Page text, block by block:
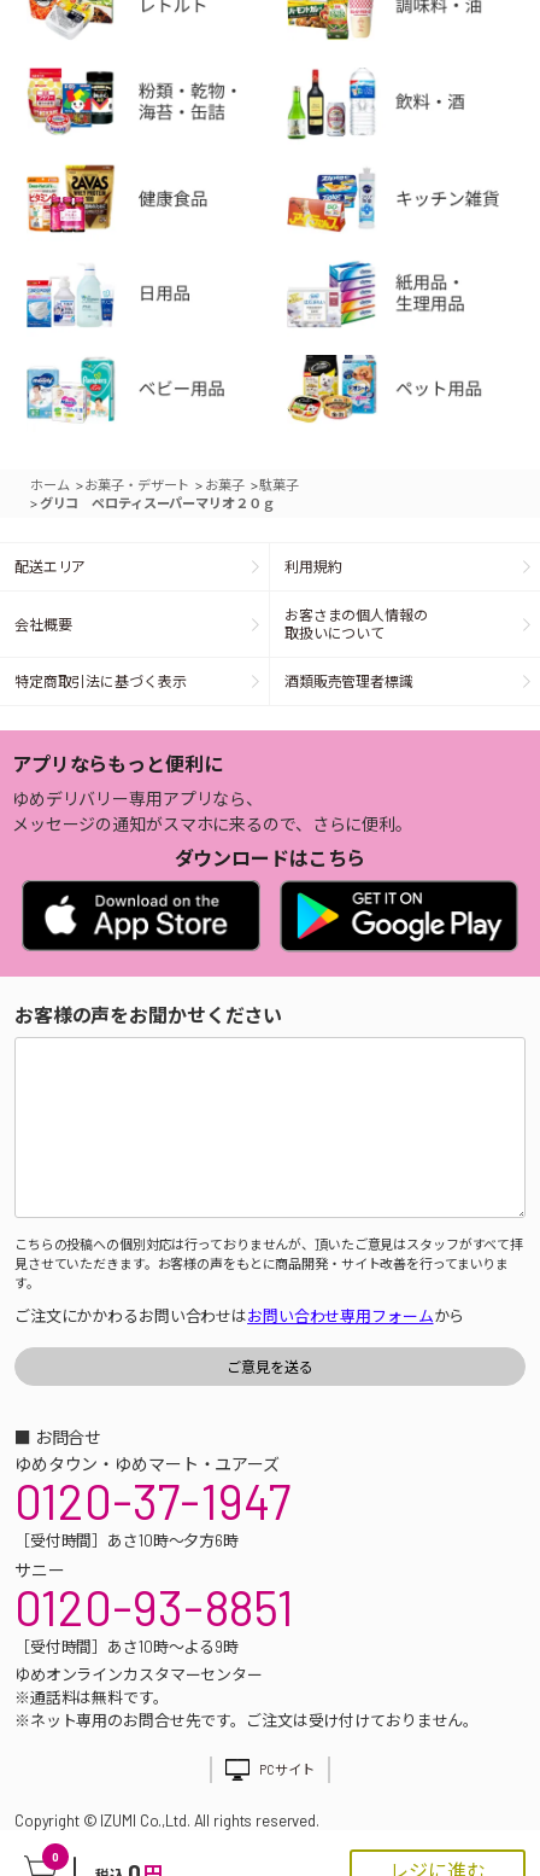
0
レジに進む
ホーム >お菓子・デザート > お菓子 >駄菓子
>グリコ ペロティスーパーマリオ２０ｇ
配送エリア 利用規約
会社概要
お客さまの個人情報の
取扱いについて
特定商取引法に基づく表示 酒類販売管理者標識
アプリならもっと便利に
ゆめデリバリー専用アプリなら、
メッセージの通知がスマホに来るので、さらに便利。
ダウンロードはこちら
お客様の声をお聞かせください
こちらの投稿への個別対応は行っておりませんが、頂いたご意見はスタッフがすべて拝
見させていただきます。お客様の声をもとに商品開発・サイト改善を行ってまいりま
す。
ご注文にかかわるお問い合わせはお問い合わせ専用フォームから
■ お問合せ
ゆめタウン・ゆめマート・ユアーズ
0120-37-1947
［受付時間］あさ10時～夕方6時
サニー
0120-93-8851
［受付時間］あさ10時～よる9時
ゆめオンラインカスタマーセンター
※通話料は無料です。
※ネット専用のお問合せ先です。ご注文は受け付けておりません。
PCサイト
Copyright © IZUMI Co.,Ltd. All rights reserved.